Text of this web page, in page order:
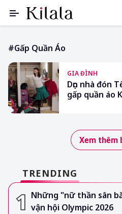
#gấp Quần Áo
GIA ĐÌNH
Dọn nhà đón
gấp quần áo
Xem thêm
TRENDING
Những "nữ thần sân
vận hội Olympic 2026